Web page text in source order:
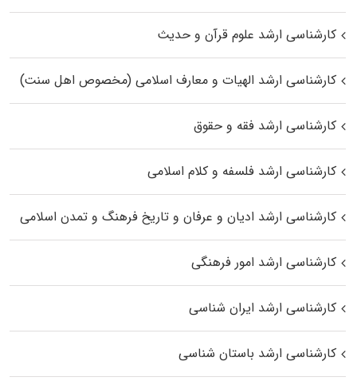
کارشناسی ارشد علوم قرآن و حدیث
کارشناسی ارشد الهیات و معارف اسلامی (مخصوص اهل سنت)
کارشناسی ارشد فقه و حقوق
کارشناسی ارشد فلسفه و کلام اسلامی
کارشناسی ارشد ادیان و عرفان و تاریخ فرهنگ و تمدن اسلامی
کارشناسی ارشد امور فرهنگی
کارشناسی ارشد ایران شناسی
کارشناسی ارشد باستان شناسی